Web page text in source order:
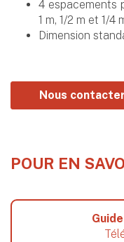
4 espacements
1 m, 1/2 m et 1/4
Dimension
Nous contacter
POUR EN